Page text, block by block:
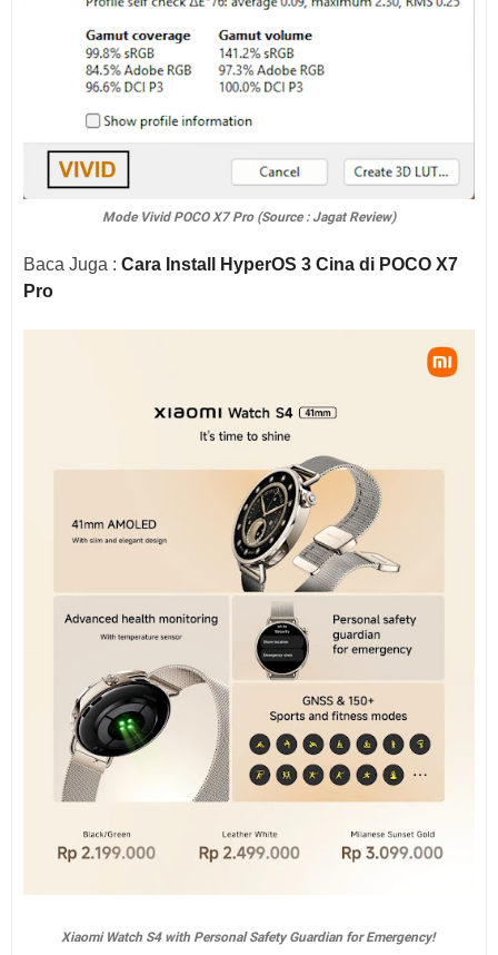
Mode Vivid POCO X7 Pro (Source : Jagat Review)
Baca Juga : Cara Install HyperOS 3 Cina di POCO X7
Pro
Xiaomi Watch S4 with Personal Safety Guardian for Emergency!